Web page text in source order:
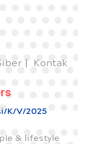
Kontak
K/V/2025
& lifestyle